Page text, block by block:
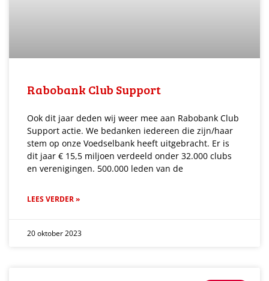
Rabobank Club Support
Ook dit jaar deden wij weer mee aan Rabobank Club
Support actie. We bedanken iedereen die zijn/haar
stem op onze Voedselbank heeft uitgebracht. Er is
dit jaar € 15,5 miljoen verdeeld onder 32.000 clubs
en verenigingen. 500.000 leden van de
LEES VERDER »
20 oktober 2023